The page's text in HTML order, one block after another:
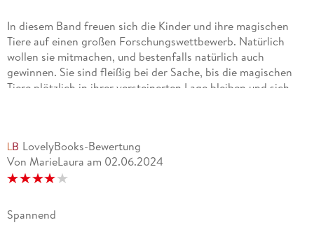
In diesem Band freuen sich die Kinder und ihre magischen
Tiere auf einen großen Forschungswettbewerb. Natürlich
wollen sie mitmachen, und bestenfalls natürlich auch
gewinnen. Sie sind fleißig bei der Sache, bis die magischen
Tiere plötzlich in ihrer versteinerten Lage bleiben und sich
Klasse. Es ist einfach immer wieder schön, diese Geschichten
zu lesen. 13.06.26
LovelyBooks-Bewertung
Von MarieLaura am 02.06.2024
Spannend